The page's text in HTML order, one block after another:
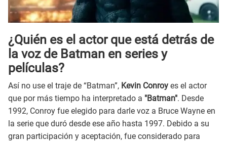
¿Quién es el actor que está detrás de
la voz de Batman en series y
películas?
Así no use el traje de “Batman”, Kevin Conroy es el actor
que por más tiempo ha interpretado a "Batman". Desde
1992, Conroy fue elegido para darle voz a Bruce Wayne en
la serie que duró desde ese año hasta 1997. Debido a su
gran participación y aceptación, fue considerado para